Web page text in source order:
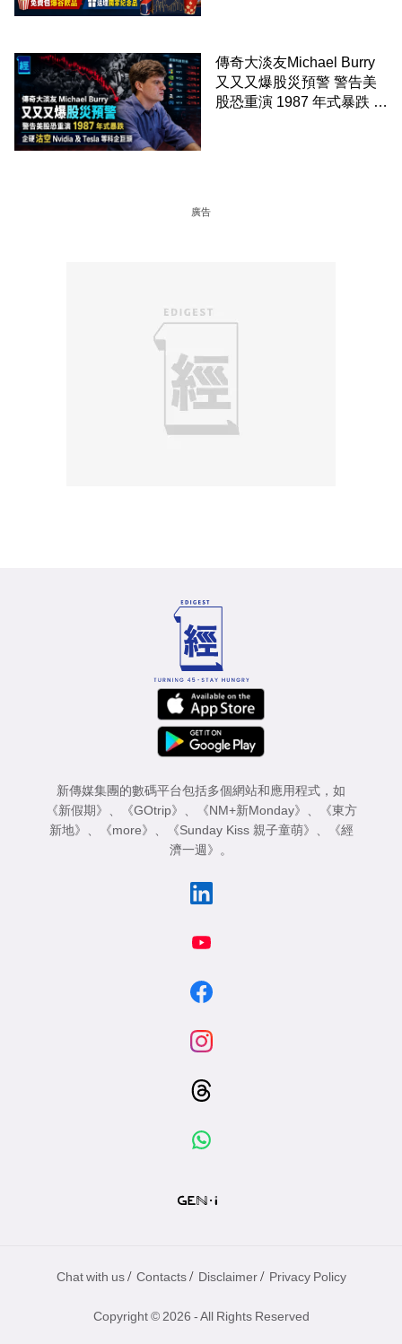
傳奇大淡友Michael Burry
又又又爆股災預警 警告美
股恐重演 1987 年式暴跌 企
廣告
新傳媒集團的數碼平台包括多個網站和應用程式，如
《新假期》 、 《GOtrip》 、 《NM+新Monday》 、
《東方
新地》 、 《more》 、 《Sunday Kiss 親子童萌》 、
《經
濟一週》 。
Chat with us / Contacts / Disclaimer / Privacy Policy
Copyright © 2026 - All Rights Reserved